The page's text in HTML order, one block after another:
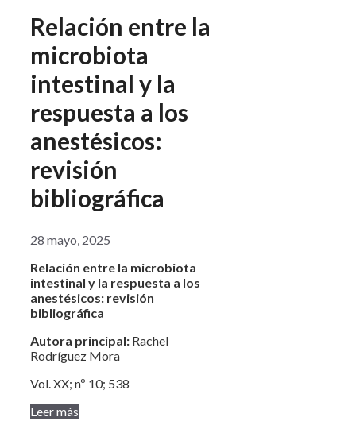
Relación entre la
microbiota
intestinal y la
respuesta a los
anestésicos:
revisión
bibliográfica
28 mayo, 2025
Relación entre la microbiota
intestinal y la respuesta a los
anestésicos: revisión
bibliográfica
Autora principal: Rachel
Rodríguez Mora
Vol. XX; nº 10; 538
Leer más